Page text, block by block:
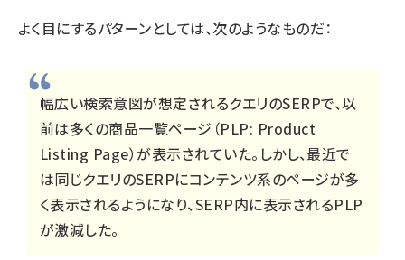
よく目にするパターンとしては、次のようなものだ：
幅広い検索意図が想定されるクエリのSERPで、以
前は多くの商品一覧ページ（PLP: Product
Listing Page）が表示されていた。しかし、最近で
は同じクエリのSERPにコンテンツ系のページが多
く表示されるようになり、SERP内に表示されるPLP
が激減した。